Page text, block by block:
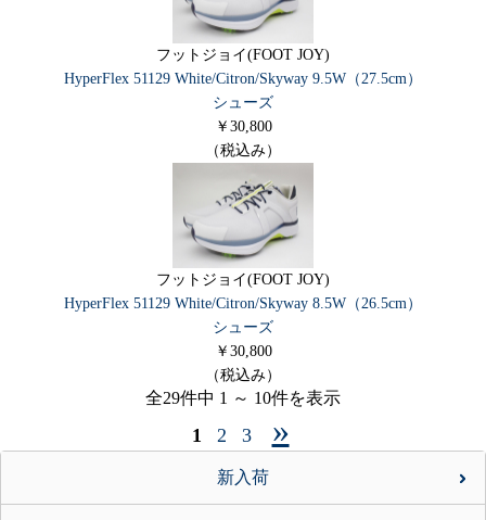
フットジョイ(FOOT JOY)
HyperFlex 51129 White/Citron/Skyway 9.5W（27.5cm）
シューズ
￥30,800
（税込み）
フットジョイ(FOOT JOY)
HyperFlex 51129 White/Citron/Skyway 8.5W（26.5cm）
シューズ
￥30,800
（税込み）
全29件中 1 ～ 10件を表示
1 2 3 »
新入荷